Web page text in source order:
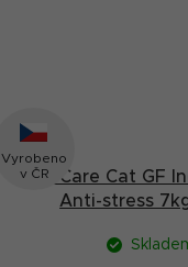
Vyrobeno
v ČR
Brit Care Cat GF
Anti-stress